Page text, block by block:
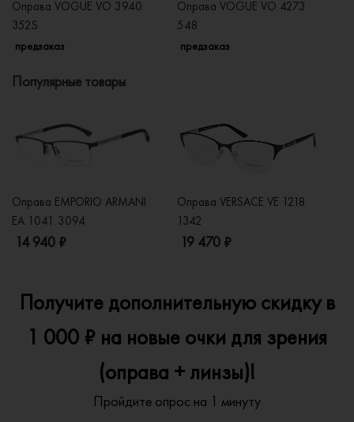
Оправа VOGUE VO 3940
352S
предзаказ
Оправа VOGUE VO 4273
548
предзаказ
Популярные товары
Оправа EMPORIO ARMANI
EA 1041 3094
14 940 ₽
Оправа VERSACE VE 1218
1342
19 470 ₽
Получите дополнительную скидку в
1 000 ₽ на новые очки для зрения
(оправа + линзы)!
Пройдите опрос на 1 минуту